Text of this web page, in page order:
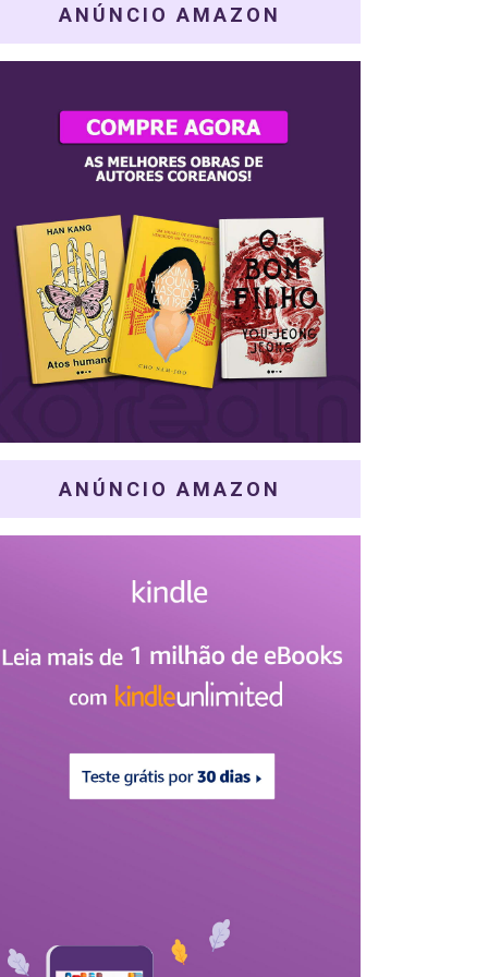
ANÚNCIO AMAZON
ANÚNCIO AMAZON